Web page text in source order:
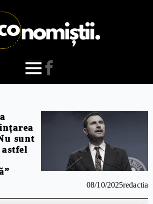
sunt
08/10/2025redactia